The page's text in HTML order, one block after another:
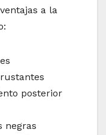
a la
posterior
negras